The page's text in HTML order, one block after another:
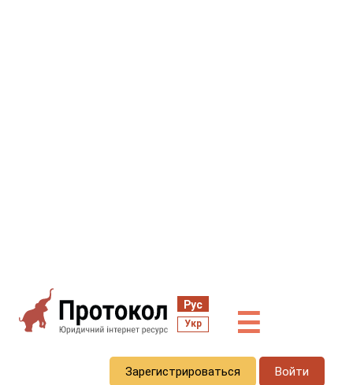
Рус
Укр ☰
Зарегистрироваться Войти